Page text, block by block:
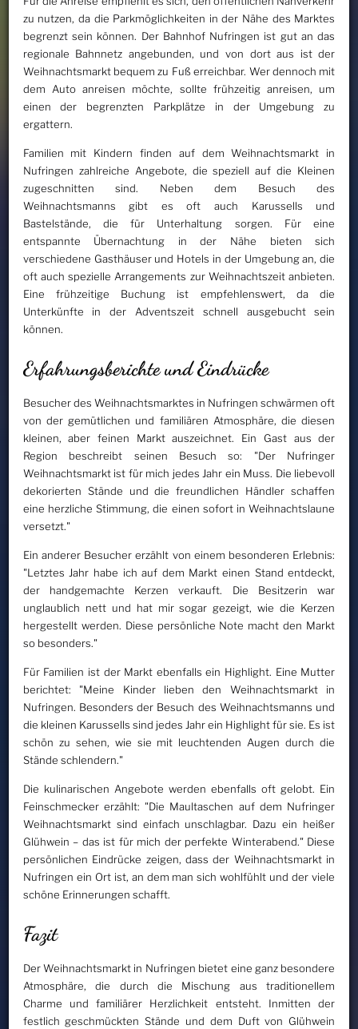
zu nutzen, da die Parkmöglichkeiten in der Nähe des Marktes
begrenzt sein können. Der Bahnhof Nufringen ist gut an das
regionale Bahnnetz angebunden, und von dort aus ist der
Weihnachtsmarkt bequem zu Fuß erreichbar. Wer dennoch mit
dem Auto anreisen möchte, sollte frühzeitig anreisen, um
einen der begrenzten Parkplätze in der Umgebung zu
ergattern.
Familien mit Kindern finden auf dem Weihnachtsmarkt in
Nufringen zahlreiche Angebote, die speziell auf die Kleinen
zugeschnitten sind. Neben dem Besuch des
Weihnachtsmanns gibt es oft auch Karussells und
Bastelstände, die für Unterhaltung sorgen. Für eine
entspannte Übernachtung in der Nähe bieten sich
verschiedene Gasthäuser und Hotels in der Umgebung an, die
oft auch spezielle Arrangements zur Weihnachtszeit anbieten.
Eine frühzeitige Buchung ist empfehlenswert, da die
Unterkünfte in der Adventszeit schnell ausgebucht sein
können.
Erfahrungsberichte und Eindrücke
Besucher des Weihnachtsmarktes in Nufringen schwärmen oft
von der gemütlichen und familiären Atmosphäre, die diesen
kleinen, aber feinen Markt auszeichnet. Ein Gast aus der
Region beschreibt seinen Besuch so: "Der Nufringer
Weihnachtsmarkt ist für mich jedes Jahr ein Muss. Die liebevoll
dekorierten Stände und die freundlichen Händler schaffen
eine herzliche Stimmung, die einen sofort in Weihnachtslaune
versetzt."
Ein anderer Besucher erzählt von einem besonderen Erlebnis:
"Letztes Jahr habe ich auf dem Markt einen Stand entdeckt,
der handgemachte Kerzen verkauft. Die Besitzerin war
unglaublich nett und hat mir sogar gezeigt, wie die Kerzen
hergestellt werden. Diese persönliche Note macht den Markt
so besonders."
Für Familien ist der Markt ebenfalls ein Highlight. Eine Mutter
berichtet: "Meine Kinder lieben den Weihnachtsmarkt in
Nufringen. Besonders der Besuch des Weihnachtsmanns und
die kleinen Karussells sind jedes Jahr ein Highlight für sie. Es ist
schön zu sehen, wie sie mit leuchtenden Augen durch die
Stände schlendern."
Die kulinarischen Angebote werden ebenfalls oft gelobt. Ein
Feinschmecker erzählt: "Die Maultaschen auf dem Nufringer
Weihnachtsmarkt sind einfach unschlagbar. Dazu ein heißer
Glühwein – das ist für mich der perfekte Winterabend." Diese
persönlichen Eindrücke zeigen, dass der Weihnachtsmarkt in
Nufringen ein Ort ist, an dem man sich wohlfühlt und der viele
schöne Erinnerungen schafft.
Fazit
Der Weihnachtsmarkt in Nufringen bietet eine ganz besondere
Atmosphäre, die durch die Mischung aus traditionellem
Charme und familiärer Herzlichkeit entsteht. Inmitten der
festlich geschmückten Stände und dem Duft von Glühwein